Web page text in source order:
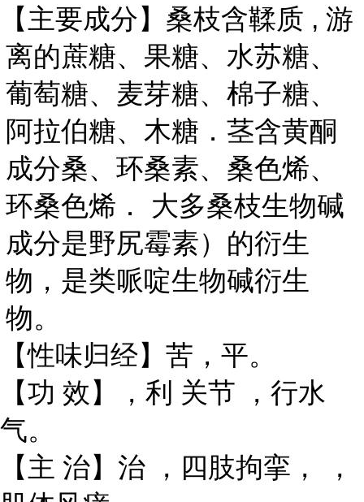
【主要成分】桑枝含鞣质 , 游
离的蔗糖、果糖、水苏糖、
葡萄糖、麦芽糖、棉子糖、
阿拉伯糖、木糖．茎含黄酮
成分桑、环桑素、桑色烯、
环桑色烯． 大多桑枝生物碱
成分是野尻霉素）的衍生
物，是类哌啶生物碱衍生
物。
【性味归经】苦，平。
【功 效】，利 关节
，行水
气。
【主 治】治
，四肢拘挛，
，